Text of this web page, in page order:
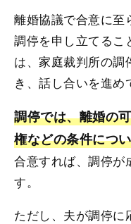
離婚協議で合意に至
調停を申し立てるこ
は、家庭裁判所の調
き、話し合いを進め
調停では、離婚の
権などの条件につ
合意すれば、調停が
す。
ただし、夫が調停に